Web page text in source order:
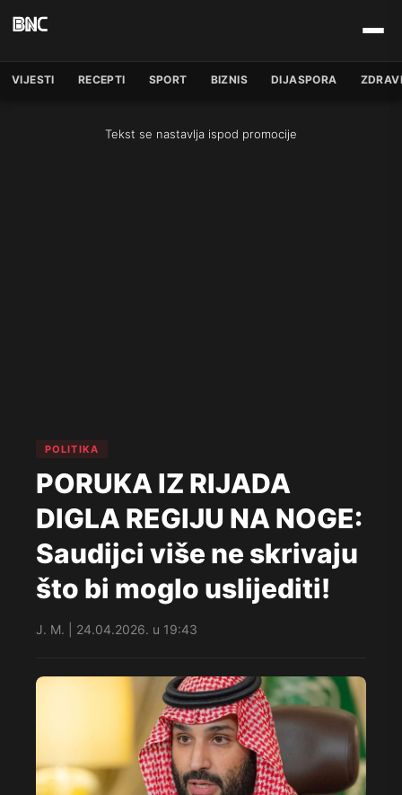
VIJESTI RECEPTI SPORT BIZNIS DIJASPORA
Tekst se nastavlja ispod promocije
POLITIKA
PORUKA IZ RIJADA
DIGLA REGIJU NA NOGE:
Saudijci više ne skrivaju
što bi moglo uslijediti!
J. M. | 24.04.2026. u 19:43